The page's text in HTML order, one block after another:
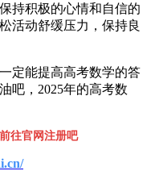
持积极的心情和自信的
活动舒缓压力，保持良
定能提高高考数学的答
吧，2025年的高考数
往官网注册吧